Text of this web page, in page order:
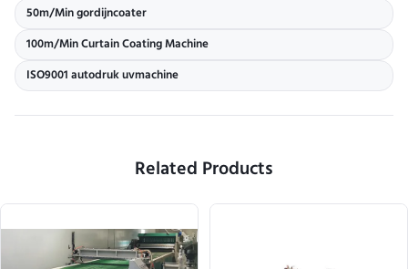
50m/Min gordijncoater
100m/Min Curtain Coating Machine
ISO9001 autodruk uvmachine
Related Products